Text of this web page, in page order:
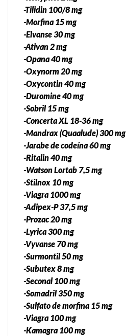
-Tilidin 100/8 mg
-Morfina 15 mg
-Elvanse 30 mg
-Ativan 2 mg
-Opana 40 mg
-Oxynorm 20 mg
-Oxycontin 40 mg
-Duromine 40 mg
-Sobril 15 mg
-Concerta XL 18-36 mg
-Mandrax (Quaalude) 300 mg
-Jarabe de codeína 60 mg
-Ritalin 40 mg
-Watson Lortab 7,5 mg
-Stilnox 10 mg
-Viagra 1000 mg
-Adipex-P 37,5 mg
-Prozac 20 mg
-Lyrica 300 mg
-Vyvanse 70 mg
-Surmontil 50 mg
-Subutex 8 mg
-Seconal 100 mg
-Somadril 350 mg
-Sulfato de morfina 15 mg
-Viagra 100 mg
-Kamagra 100 mg